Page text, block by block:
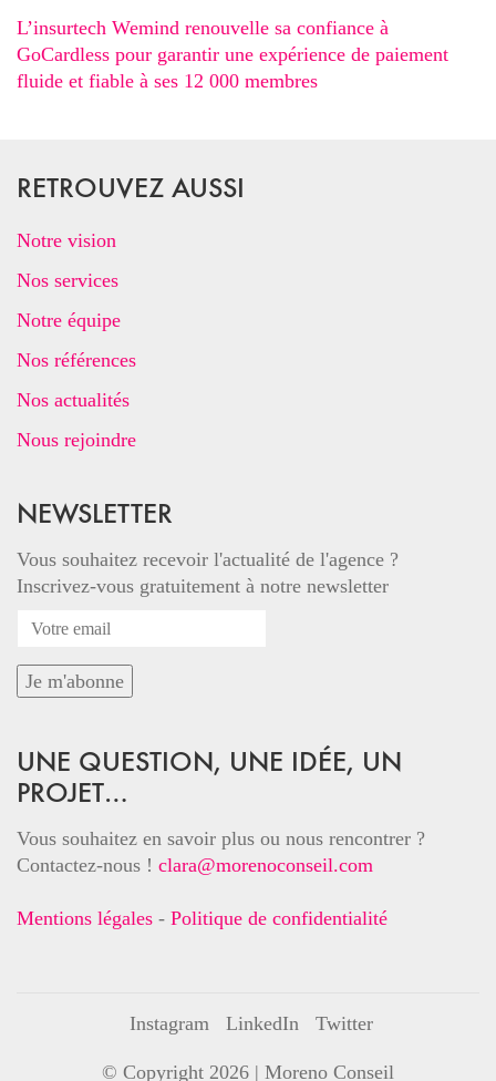
L’insurtech Wemind renouvelle sa confiance à
GoCardless pour garantir une expérience de paiement
fluide et fiable à ses 12 000 membres
RETROUVEZ AUSSI
Notre vision
Nos services
Notre équipe
Nos références
Nos actualités
Nous rejoindre
NEWSLETTER
Vous souhaitez recevoir l'actualité de l'agence ?
Inscrivez-vous gratuitement à notre newsletter
UNE QUESTION, UNE IDÉE, UN
PROJET…
Vous souhaitez en savoir plus ou nous rencontrer ?
Contactez-nous ! clara@morenoconseil.com
Mentions légales - Politique de confidentialité
Instagram LinkedIn Twitter
© Copyright 2026 | Moreno Conseil